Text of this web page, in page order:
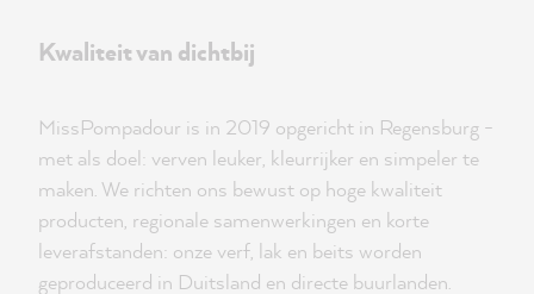
Kwaliteit van dichtbij
MissPompadour is in 2019 opgericht in Regensburg -
met als doel: verven leuker, kleurrijker en simpeler te
maken. We richten ons bewust op hoge kwaliteit
producten, regionale samenwerkingen en korte
leverafstanden: onze verf, lak en beits worden
geproduceerd in Duitsland en directe buurlanden.